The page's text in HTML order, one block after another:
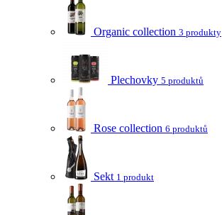
Organic collection 3 produkty
Plechovky 5 produktů
Rose collection 6 produktů
Sekt 1 produkt